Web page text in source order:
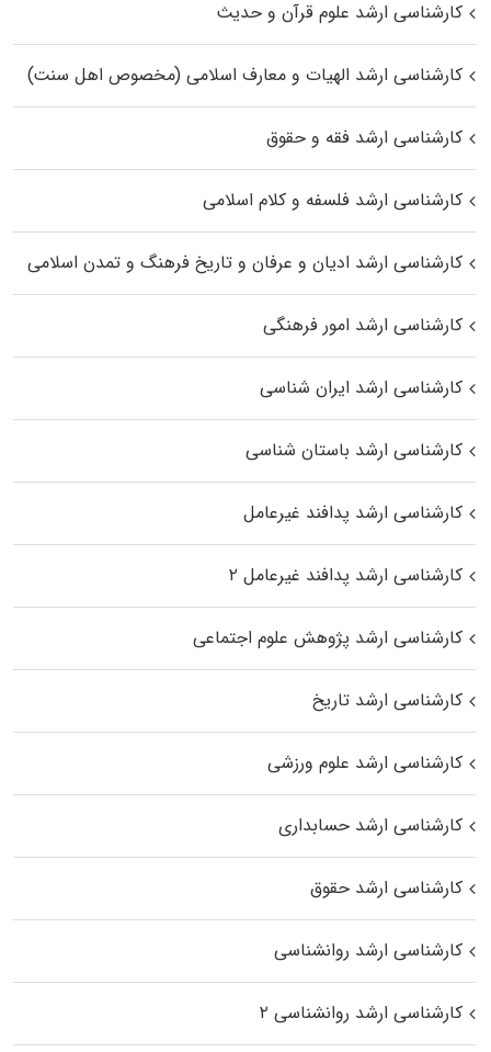
کارشناسی ارشد علوم قرآن و حدیث
کارشناسی ارشد الهیات و معارف اسلامی (مخصوص اهل سنت)
کارشناسی ارشد فقه و حقوق
کارشناسی ارشد فلسفه و کلام اسلامی
کارشناسی ارشد ادیان و عرفان و تاریخ فرهنگ و تمدن اسلامی
کارشناسی ارشد امور فرهنگی
کارشناسی ارشد ایران شناسی
کارشناسی ارشد باستان شناسی
کارشناسی ارشد پدافند غیرعامل
کارشناسی ارشد پدافند غیرعامل ۲
کارشناسی ارشد پژوهش علوم اجتماعی
کارشناسی ارشد تاریخ
کارشناسی ارشد علوم ورزشی
کارشناسی ارشد حسابداری
کارشناسی ارشد حقوق
کارشناسی ارشد روانشناسی
کارشناسی ارشد روانشناسی ۲